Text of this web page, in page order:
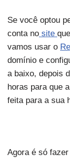
Se você optou
conta no site
vamos usar o
domínio e
a baixo, depois
horas para que
feita para a sua
Agora é só